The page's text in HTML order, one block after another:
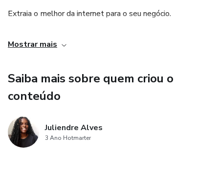
Extraia o melhor da internet para o seu negócio.
Mostrar mais
Saiba mais sobre quem criou o
conteúdo
Juliendre Alves
3 Ano Hotmarter